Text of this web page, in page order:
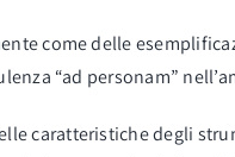
come delle
“ad personam”
caratteristiche degli